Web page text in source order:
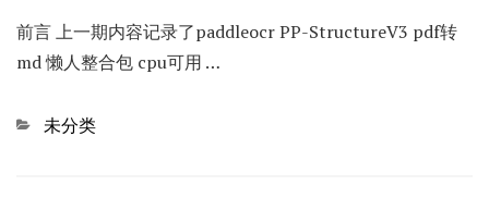
前言 上一期内容记录了paddleocr PP-StructureV3 pdf转
md 懒人整合包 cpu可用 …
Categories
未分类